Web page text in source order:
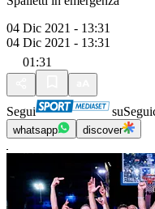
04 Dic 2021 - 13:31
04 Dic 2021 - 13:31
01:31
Segui su
whatsapp discover